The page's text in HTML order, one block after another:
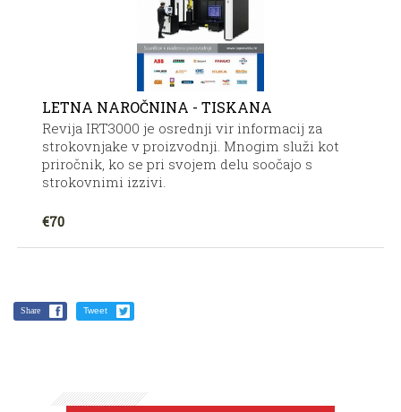
LETNA NAROČNINA - TISKANA
Revija IRT3000 je osrednji vir informacij za
strokovnjake v proizvodnji. Mnogim služi kot
priročnik, ko se pri svojem delu soočajo s
strokovnimi izzivi.
€70
Share Tweet